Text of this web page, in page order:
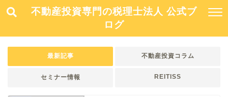
不動産投資専門の税理士法人 公式ブ
ログ
最新記事 不動産投資コラム
セミナー情報 REITISS